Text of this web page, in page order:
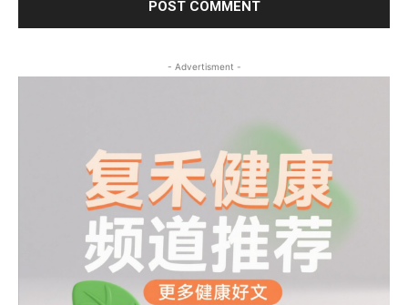
- Advertisment -